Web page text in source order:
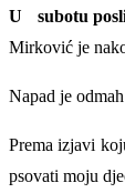
U subotu
Mirković je
Napad je
Prema izjavi
psovati moju